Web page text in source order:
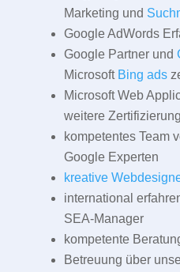
Marketing und
Google AdWords
Google Partner und
Microsoft Bing ads
Microsoft Web
weitere
kompetentes Team
Google Experten
kreative
international
SEA-Manager
kompetente
Betreuung über